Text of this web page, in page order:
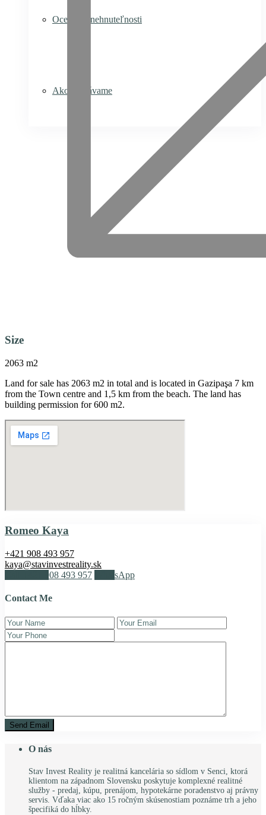
Ocenenie nehnuteľnosti
Ako predávame
Size
2063 m2
Land for sale has 2063 m2 in total and is located in Gazipaşa 7 km
from the Town centre and 1,5 km from the beach. The land has
building permission for 600 m2.
Romeo Kaya
+421 908 493 957
kaya@stavinvestreality.sk
+421 908 493 957 WhatsApp
Contact Me
O nás
Stav Invest Reality je realitná kancelária so sídlom v Senci, ktorá
klientom na západnom Slovensku poskytuje komplexné realitné
služby - predaj, kúpu, prenájom, hypotekárne poradenstvo aj právny
servis. Vďaka viac ako 15 ročným skúsenostiam poznáme trh a jeho
špecifiká do hĺbky.